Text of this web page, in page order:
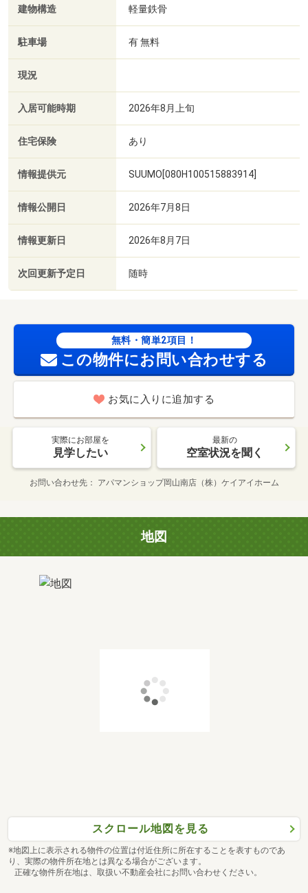
建物構造 軽量鉄骨
駐車場 有 無料
現況
入居可能時期 2026年8月上旬
住宅保険 あり
情報提供元 SUUMO[080H100515883914]
情報公開日 2026年7月8日
情報更新日 2026年8月7日
次回更新予定日 随時
無料・簡単2項目！
この物件にお問い合わせする
お気に入りに追加する
実際にお部屋を
見学したい
最新の
空室状況を聞く
お問い合わせ先 アパマンショップ岡山南店（株）ケイアイホーム
地図
スクロール地図を見る
※地図上に表示される物件の位置は付近住所に所在することを表すものであ
り、実際の物件所在地とは異なる場合がございます。
正確な物件所在地は、取扱い不動産会社にお問い合わせください。